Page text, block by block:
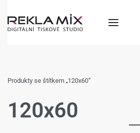
Produkty se štítkem „120x60“
120x60